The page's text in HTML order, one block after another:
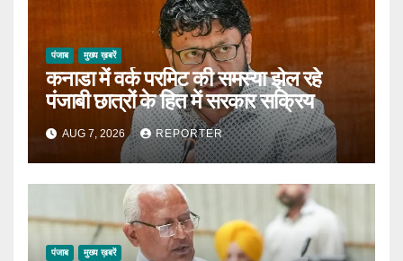
पंजाब मुख्य ख़बरें
कनाडा में वर्क परमिट की समस्या झेल रहे
पंजाबी छात्रों के हित में सरकार सक्रिय
AUG 7, 2026 REPORTER
पंजाब मुख्य ख़बरें